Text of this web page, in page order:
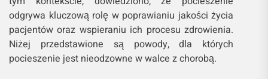
odgrywa kluczową rolę w poprawianiu jakości życia
pacjentów oraz wspieraniu ich procesu zdrowienia.
Niżej przedstawione są powody, dla których
pocieszenie jest nieodzowne w walce z chorobą.